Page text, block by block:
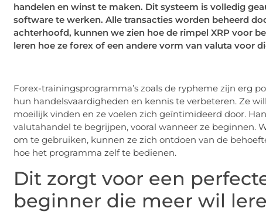
handelen en winst te maken. Dit systeem is volledig
software te werken. Alle transacties worden beheerd
achterhoofd, kunnen we zien hoe de rimpel XRP voor
leren hoe ze forex of een andere vorm van valuta voor
Forex-trainingsprogramma’s zoals de rypheme zijn erg
hun handelsvaardigheden en kennis te verbeteren. Ze
moeilijk vinden en ze voelen zich geïntimideerd door.
valutahandel te begrijpen, vooral wanneer ze beginnen.
om te gebruiken, kunnen ze zich ontdoen van de
hoe het programma zelf te bedienen.
Dit zorgt voor een
beginner die meer wil